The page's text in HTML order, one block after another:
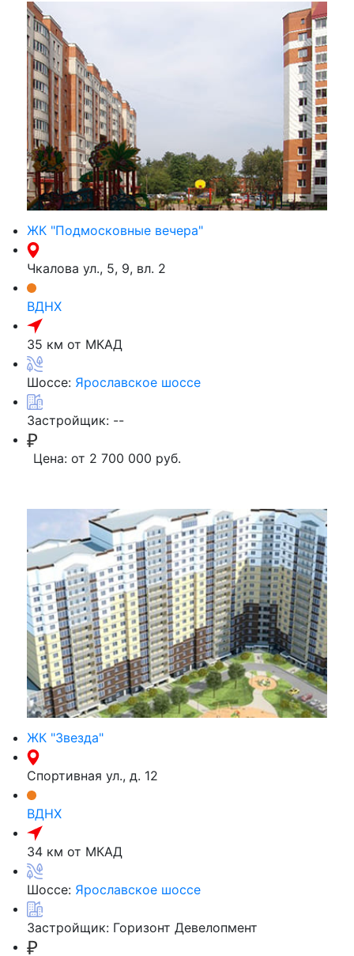
ЖК "Подмосковные вечера"
Чкалова ул., 5, 9, вл. 2
ВДНХ
35 км от МКАД
Шоссе: Ярославское шоссе
Застройщик: --
Цена: от 2 700 000 руб.
ЖК "Звезда"
Спортивная ул., д. 12
ВДНХ
34 км от МКАД
Шоссе: Ярославское шоссе
Застройщик: Горизонт Девелопмент